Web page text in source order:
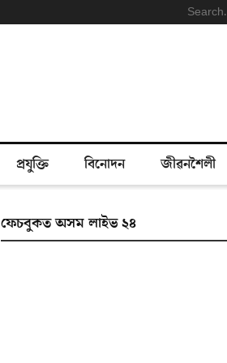
প্ৰযুক্তি বিনোদন জীৱনশৈলী
ফেচবুকত অসম লাইভ ২৪